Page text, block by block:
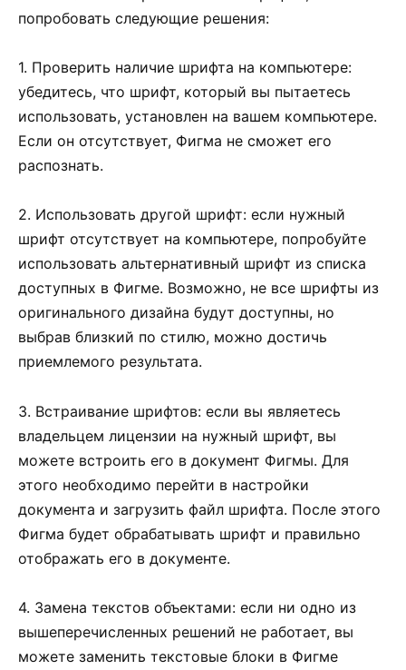
попробовать следующие решения:
1. Проверить наличие шрифта на компьютере:
убедитесь, что шрифт, который вы пытаетесь
использовать, установлен на вашем компьютере.
Если он отсутствует, Фигма не сможет его
распознать.
2. Использовать другой шрифт: если нужный
шрифт отсутствует на компьютере, попробуйте
использовать альтернативный шрифт из списка
доступных в Фигме. Возможно, не все шрифты из
оригинального дизайна будут доступны, но
выбрав близкий по стилю, можно достичь
приемлемого результата.
3. Встраивание шрифтов: если вы являетесь
владельцем лицензии на нужный шрифт, вы
можете встроить его в документ Фигмы. Для
этого необходимо перейти в настройки
документа и загрузить файл шрифта. После этого
Фигма будет обрабатывать шрифт и правильно
отображать его в документе.
4. Замена текстов объектами: если ни одно из
вышеперечисленных решений не работает, вы
можете заменить текстовые блоки в Фигме